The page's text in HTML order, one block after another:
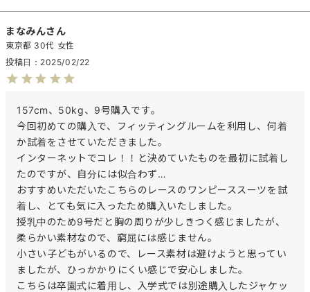
まなみん
東京都 30代 女性
投稿日
2025/02/22
157cm、50kg、9号購入です。
今回初めての購入で、フィッティングルームを利用し、何着
か試着をさせていただきました。
インターネットでコレ！！と決めていたものを最初に試着し
たのですが、自分には似合わず…
おすすめいただいたこちらのレースのワンピーススーツを試
着し、とても気に入ったため購入いたしました。
授乳中のため9号だと胸の周りが少しきつく感じましたが、
柔らかい素材なので、窮屈には感じません。
小さい子どもがいるので、レース素材は避けようと思ってい
ましたが、ひっかかりにくい感じで安心しました。
こちらは卒園式に着用し、入学式では別途購入したジャケッ